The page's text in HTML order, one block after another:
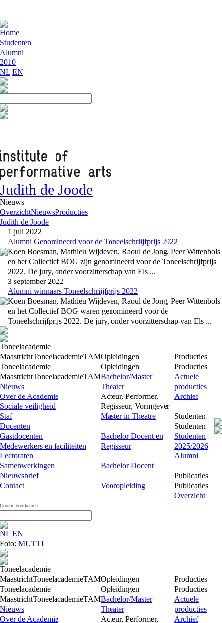
Home
Studenten
Alumni
2010
NL EN
Judith de Joode
Nieuws
OverzichtNieuwsProducties
Judith de Joode
1 juli 2022
Alumni Genomineerd voor de Toneelschriijfprijs 2022
Koen Boesman, Mathieu Wijdeven, Raoul de Jong, Peer Wittenbols
en het Collectief BOG zijn genomineerd voor de Toneelschrijfprijs
2022. De jury, onder voorzitterschap van Els ...
3 september 2022
Alumni winnaars Toneelschriijfprijs 2022
Koen Boesman, Mathieu Wijdeven, Raoul de Jong, Peer Wittenbols
en het Collectief BOG waren genomineerd voor de
Toneelschrijfprijs 2022. De jury, onder voorzitterschap van Els ...
Toneelacademie
MaastrichtToneelacademieTAM
Toneelacademie
MaastrichtToneelacademieTAM
Nieuws
Over de Academie
Sociale veiligheid
Staf
Docenten
Gastdocenten
Medewerkers en faciliteiten
Lectoraten
Samenwerkingen
Nieuwsbrief
Contact
Cookie-voorkeuren
Opleidingen
Opleidingen
Bachelor/Master
Theater
Acteur, Performer,
Regisseur, Vormgever
Master in Theatre
Bachelor Docent en
Regisseur
Bachelor Docent
Vooropleiding
Producties
Producties
Actuele
producties
Archief
Studenten
Studenten
Studenten
2025/2026
Alumni
Publicaties
Publicaties
Overzicht
NL EN
Foto: MUTTI
Toneelacademie
MaastrichtToneelacademieTAM
Toneelacademie
MaastrichtToneelacademieTAM
Nieuws
Over de Academie
Opleidingen
Opleidingen
Bachelor/Master
Theater
Acteur, Performer,
Producties
Producties
Actuele
producties
Archief